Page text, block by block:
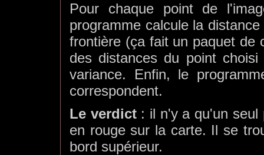
Pour chaque point de
programme calcule la
frontière (ça fait un paquet de
des distances du point
variance. Enfin, le
correspondent.
Le verdict: il n'y a qu'un seul
en rouge sur la carte. Il se
bord supérieur.